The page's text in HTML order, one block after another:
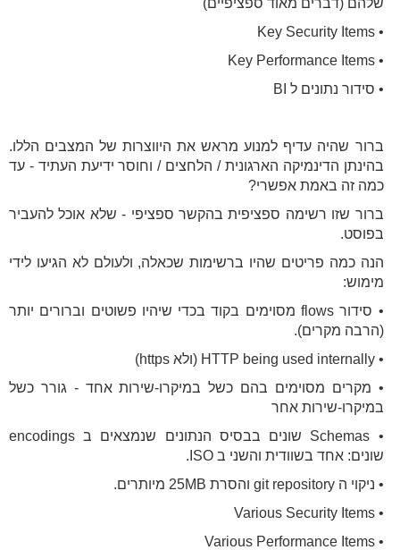
שלהם (דברים מאוד ספציפיים)
• Key Security Items
• Key Performance Items
• סידור נתונים ל BI
ברור שהיה עדיף למנוע מראש את היווצרות של המצבים הללו.
בהינתן הדינמיקה הארגונית / הלחצים / וחוסר ידיעת העתיד - עד
כמה זה באמת אפשרי?
ברור שזו רשימה ספציפית בהקשר ספציפי - שלא אוכל להעביר
בפוסט.
הנה כמה פריטים שהיו ברשימות שכאלה, ולעולם לא הגיעו לידי
מימוש:
• סידור flows מסוימים בקוד בכדי שיהיו פשוטים וברורים יותר
(הרבה מקרים).
• HTTP being used internally (ולא https)
• מקרים מסוימים בהם כשל במיקרו-שירות אחד - גורר כשל
במיקרו-שירות אחר
• Schemas שונים בבסיס הנתונים שנמצאים ב encodings
שונים: אחד בשוודית והשני ב ISO.
• ניקוי ה git repository והסרת 25MB מיותרים.
• Various Security Items
• Various Performance Items